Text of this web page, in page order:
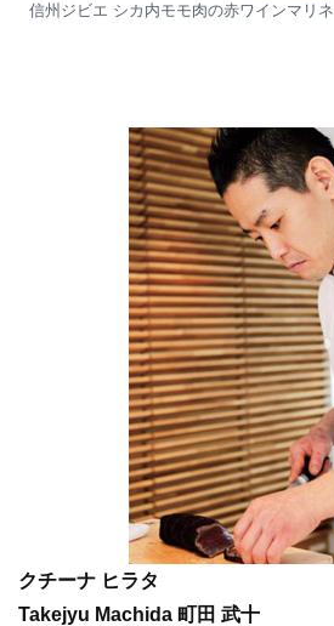
信州ジビエ シカ内モモ肉の赤ワインマリネ
クチーナ ヒラタ
Takejyu Machida 町田 武十